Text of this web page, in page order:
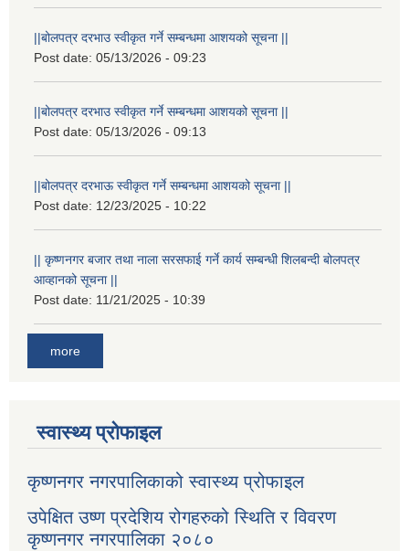
||बोलपत्र दरभाउ स्वीकृत गर्ने सम्बन्धमा आशयको सूचना ||
Post date: 05/13/2026 - 09:23
||बोलपत्र दरभाउ स्वीकृत गर्ने सम्बन्धमा आशयको सूचना ||
Post date: 05/13/2026 - 09:13
||बोलपत्र दरभाऊ स्वीकृत गर्ने सम्बन्धमा आशयको सूचना ||
Post date: 12/23/2025 - 10:22
|| कृष्णनगर बजार तथा नाला सरसफाई गर्ने कार्य सम्बन्धी शिलबन्दी बोलपत्र
आव्हानको सूचना ||
Post date: 11/21/2025 - 10:39
more
स्वास्थ्य प्रोफाइल
कृष्णनगर नगरपालिकाको स्वास्थ्य प्रोफाइल
उपेक्षित उष्ण प्रदेशिय रोगहरुको स्थिति र विवरण
कृष्णनगर नगरपालिका २०८०